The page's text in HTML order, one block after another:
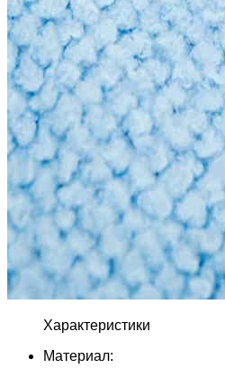
Характеристики
Материал: